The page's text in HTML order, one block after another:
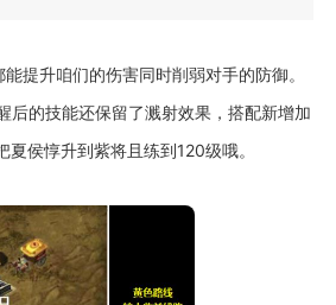
提升咱们的伤害同时削弱对手的防御。
后的技能还保留了溅射效果，搭配新增加
侯惇升到紫将且练到120级哦。